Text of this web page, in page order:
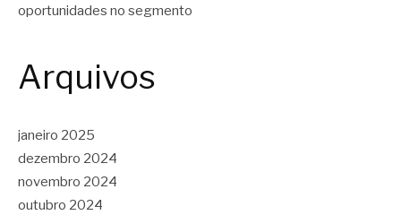
oportunidades no segmento
Arquivos
janeiro 2025
dezembro 2024
novembro 2024
outubro 2024